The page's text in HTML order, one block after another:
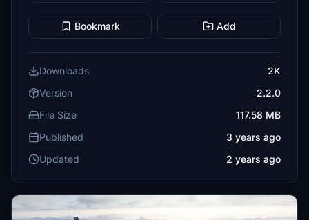
Bookmark Add
Downloads
2K
Version
2.2.0
File Size
117.58 MB
Published
3 years ago
Updated
2 years ago